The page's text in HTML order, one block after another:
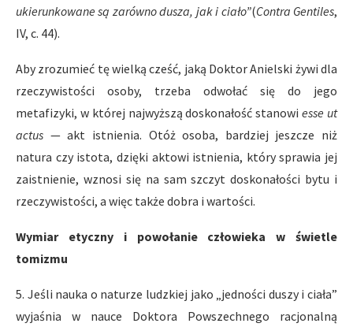
ukierunkowane są zarówno dusza, jak i ciało”(Contra Gentiles,
IV, c. 44).
Aby zrozumieć tę wielką cześć, jaką Doktor Anielski żywi dla
rzeczywistości osoby, trzeba odwołać się do jego
metafizyki, w której najwyższą doskonałość stanowiesse ut
actus — akt istnienia. Otóż osoba, bardziej jeszcze niż
natura czy istota, dzięki aktowi istnienia, który sprawia jej
zaistnienie, wznosi się na sam szczyt doskonałości bytu i
rzeczywistości, a więc także dobra i wartości.
Wymiar etyczny i powołanie człowieka w świetle
tomizmu
5. Jeśli nauka o naturze ludzkiej jako „jedności duszy i ciała”
wyjaśnia w nauce Doktora Powszechnego racjonalną